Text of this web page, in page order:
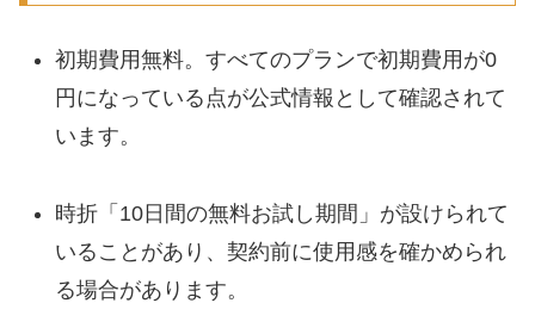
初期費用無料。すべてのプランで初期費用が0
円になっている点が公式情報として確認されて
います。
時折「10日間の無料お試し期間」が設けられて
いることがあり、契約前に使用感を確かめられ
る場合があります。